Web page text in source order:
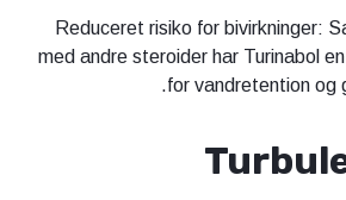
Reduceret risiko for bivirkninger:
med andre steroider har Turinabol
for vandretention og
3.